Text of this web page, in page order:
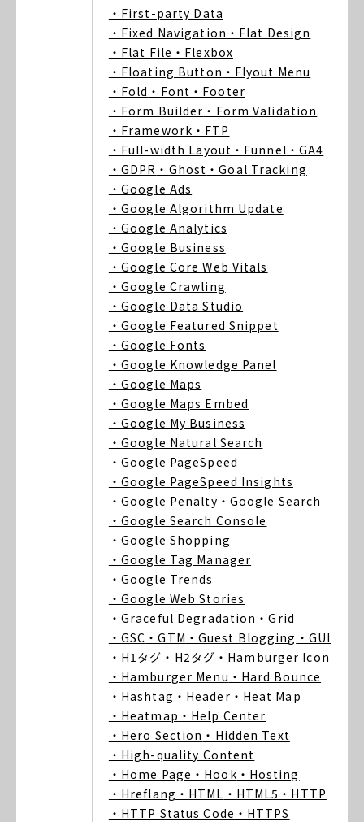
・First-party Data
・Fixed Navigation ・Flat Design
・Flat File ・Flexbox
・Floating Button ・Flyout Menu
・Fold ・Font ・Footer
・Form Builder ・Form Validation
・Framework ・FTP
・Full-width Layout ・Funnel ・GA4
・GDPR ・Ghost ・Goal Tracking
・Google Ads
・Google Algorithm Update
・Google Analytics
・Google Business
・Google Core Web Vitals
・Google Crawling
・Google Data Studio
・Google Featured Snippet
・Google Fonts
・Google Knowledge Panel
・Google Maps
・Google Maps Embed
・Google My Business
・Google Natural Search
・Google PageSpeed
・Google PageSpeed Insights
・Google Penalty ・Google Search
・Google Search Console
・Google Shopping
・Google Tag Manager
・Google Trends
・Google Web Stories
・Graceful Degradation ・Grid
・GSC ・GTM ・Guest Blogging ・GUI
・H1タグ ・H2タグ ・Hamburger Icon
・Hamburger Menu ・Hard Bounce
・Hashtag ・Header ・Heat Map
・Heatmap ・Help Center
・Hero Section ・Hidden Text
・High-quality Content
・Home Page ・Hook ・Hosting
・Hreflang ・HTML ・HTML5 ・HTTP
・HTTP Status Code ・HTTPS